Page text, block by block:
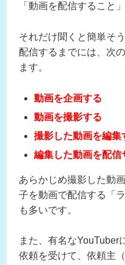
「動画を配信すること
それだけ聞くと簡単そ
配信するまでには、次
ます。
動画を企画する
動画を撮影する
撮影した動画を編集
編集した動画を配信
あらかじめ撮影した動
子を動画で配信する「
も多いです。
また、有名なYouTuber
依頼を受けて、依頼主